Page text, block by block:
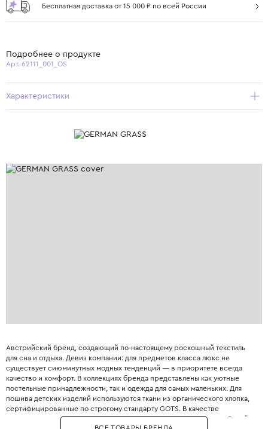
Бесплатная доставка от 15 000 ₽ по всей России
Подробнее о продукте
Арт. 62111_001_OS
Характеристики
Австрийский бренд, создающий по-настоящему роскошный текстиль
для сна и отдыха. Девиз компании: для предметов класса люкс не
существует сиюминутных модных тенденций — в приоритете всегда
качество и комфорт. В коллекциях бренда представлены как уютные
постельные принадлежности, так и одежда для самых маленьких. Для
пошива детских изделий используются ткани из органического хлопка,
сертифицированные по строгому стандарту GOTS. В качестве
наполнителя для одеял и подушек German Grass применяет 100% белый